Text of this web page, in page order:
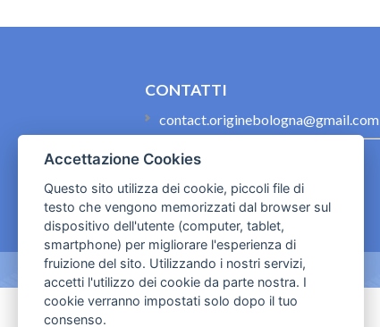
CONTATTI
contact.originebologna@gmail.com
Cookies e informativa privacy
Accettazione Cookies
Questo sito utilizza dei cookie, piccoli file di
testo che vengono memorizzati dal browser sul
dispositivo dell'utente (computer, tablet,
smartphone) per migliorare l'esperienza di
fruizione del sito. Utilizzando i nostri servizi,
accetti l'utilizzo dei cookie da parte nostra. I
cookie verranno impostati solo dopo il tuo
consenso.